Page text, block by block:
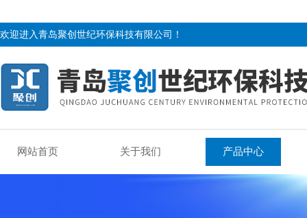
欢迎进入青岛聚创世纪环保科技有限公司！
网站首页 关于我们 产品中心